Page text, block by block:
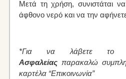
Μετά τη χρήση, συνιστάται
άφθονο νερό και να την
*Για να λάβετε
Ασφαλείαςπαρακαλώ
καρτέλα “Επικοινωνία”